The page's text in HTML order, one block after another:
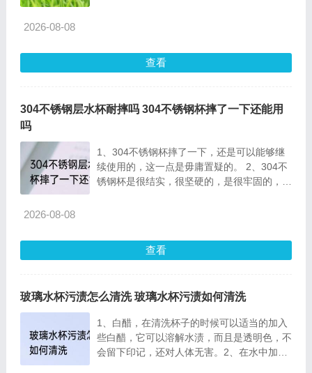
2026-08-08
查看
304不锈钢层水杯耐摔吗 304不锈钢杯摔了一下还能用
吗
1、304不锈钢杯摔了一下，还是可以能够继
续使用的，这一点是毋庸置疑的。 2、304不
锈钢杯是很结实，很坚硬的，是很牢固的，所
2026-08-08
查看
玻璃水杯污渍怎么清洗 玻璃水杯污渍如何清洗
1、白醋，在清洗杯子的时候可以适当的加入
些白醋，它可以溶解水渍，而且是透明色，不
会留下印记，还对人体无害。2、在水中加入